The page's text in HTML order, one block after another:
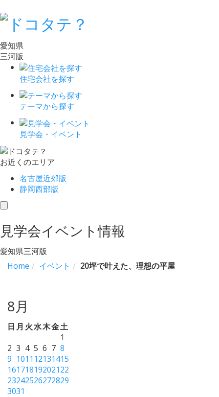
愛知県
三河版
住宅会社を探す
テーマから探す
見学会・イベント
お近くのエリア
名古屋近郊版
静岡西部版
toggle
見学会イベント情報
愛知県三河版
Home
イベント 20坪で叶えた、理想の平屋
8月
日 月 火水木金土
1
2 3 4 5 6 7 8
9 1011 12131415
16171819202122
23242526272829
3031